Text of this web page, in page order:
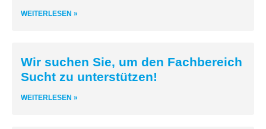
WEITERLESEN »
Wir suchen Sie, um den Fachbereich
Sucht zu unterstützen!
WEITERLESEN »